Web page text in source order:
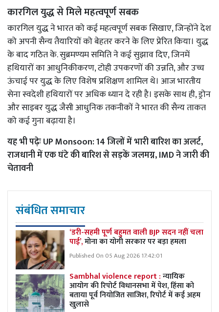
कारगिल युद्ध से मिले महत्वपूर्ण सबक
कारगिल युद्ध ने भारत को कई महत्वपूर्ण सबक सिखाए, जिन्होंने देश
को अपनी सैन्य तैयारियों को बेहतर करने के लिए प्रेरित किया। युद्ध
के बाद गठित के. सुब्रमण्यम समिति ने कई सुझाव दिए, जिनमें
हथियारों का आधुनिकीकरण, टोही उपकरणों की उन्नति, और उच्च
ऊंचाई पर युद्ध के लिए विशेष प्रशिक्षण शामिल थे। आज भारतीय
सेना स्वदेशी हथियारों पर अधिक ध्यान दे रही है। इसके साथ ही, ड्रोन
और साइबर युद्ध जैसी आधुनिक तकनीकों ने भारत की सैन्य ताकत
को कई गुना बढ़ाया है।
यह भी पढ़ेःUP Monsoon: 14 जिलों में भारी बारिश का अलर्ट,
राजधानी में एक घंटे की बारिश से सड़कें जलमग्न, IMD ने जारी की
चेतावनी
संबंधित समाचार
‘डरी-सहमी पूर्ण बहुमत वाली BJP सदन नहीं चला
पाई’,मोना का योगी सरकार पर बड़ा हमला
Published On 05 Aug 2026 17:42:01
Sambhal violence report :न्यायिक
आयोग की रिपोर्ट विधानसभा में पेश, हिंसा को
बताया पूर्व नियोजित साजिश, रिपोर्ट में कई अहम
खुलासे